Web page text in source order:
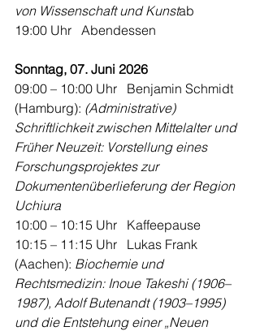
von Wissenschaft und Kunstab
19:00 Uhr   Abendessen
Sonntag, 07. Juni 2026
09:00 – 10:00 Uhr   Benjamin Schmidt
(Hamburg): (Administrative)
Schriftlichkeit zwischen Mittelalter und
Früher Neuzeit: Vorstellung eines
Forschungsprojektes zur
Dokumentenüberlieferung der Region
Uchiura
10:00 – 10:15 Uhr   Kaffeepause
10:15 – 11:15 Uhr   Lukas Frank
(Aachen): Biochemie und
Rechtsmedizin: Inoue Takeshi (1906–
1987), Adolf Butenandt (1903–1995)
und die Entstehung einer „Neuen